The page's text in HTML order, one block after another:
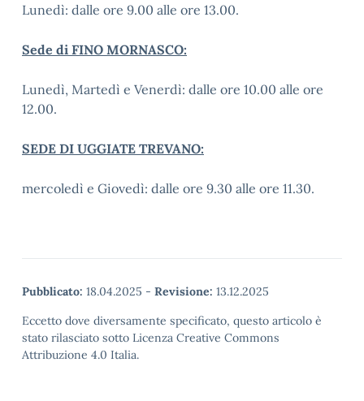
Lunedì: dalle ore 9.00 alle ore 13.00.
Sede di FINO MORNASCO:
Lunedì, Martedì e Venerdì: dalle ore 10.00 alle ore
12.00.
SEDE DI UGGIATE TREVANO:
mercoledì e Giovedì: dalle ore 9.30 alle ore 11.30.
Pubblicato: 18.04.2025 - Revisione: 13.12.2025
Eccetto dove diversamente specificato, questo articolo è
stato rilasciato sotto Licenza Creative Commons
Attribuzione 4.0 Italia.